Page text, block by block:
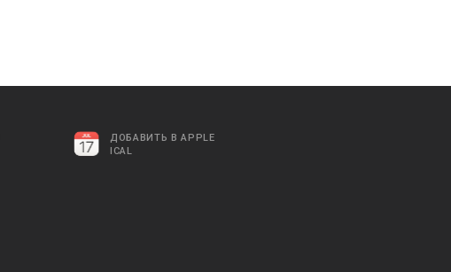
ДОБАВИТЬ В APPLE
ICAL